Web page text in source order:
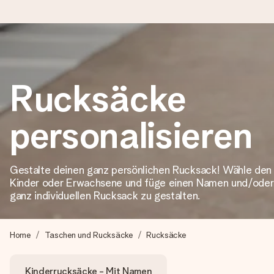
Heute bestellt, in 1 Werktag verschickt
Wir bereiten dein Geschenk sorgfältig vor und schicken es
4,8 (basierend auf +15.000 Bewertungen)
Unsere Geschenke begeistern. Kunden bewerten uns mit
Erstelle etwas Einzigartiges in wenigen Schritten – mit
Rucksäcke
personalisieren
Gestalte deinen ganz persönlichen Rucksack! Wähle
Kinder oder Erwachsene und füge einen Namen und/
ganz individuellen Rucksack zu gestalten.
Home Taschen und Rucksäcke Rucksäcke
Kinderrucksäcke - Mit Namen